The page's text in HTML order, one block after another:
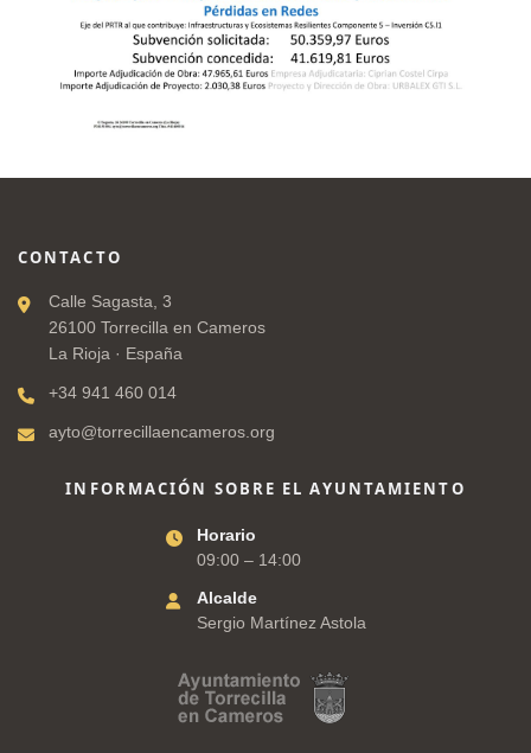
CONTACTO
Calle Sagasta, 3
26100 Torrecilla en Cameros
La Rioja · España
+34 941 460 014
ayto@torrecillaencameros.org
INFORMACIÓN SOBRE EL AYUNTAMIENTO
Horario
09:00 – 14:00
Alcalde
Sergio Martínez Astola